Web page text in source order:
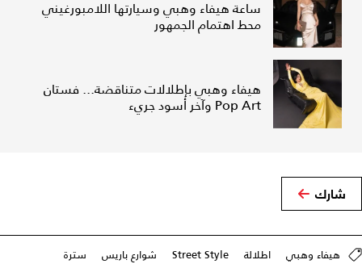
ساعة هيفاء وهبي وسيارتها اللامبورغيني
محط اهتمام الجمهور
هيفاء وهبي بإطلالات متناقضة... فستان
Pop Art وآخر أسود جريء
شارك
هيفاء وهبي اطلالة Street Style شوارع باريس
سترة